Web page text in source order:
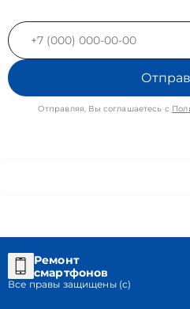
Отправляя, Вы соглашаетесь с
Ремонт
смартфонов
Все правы защищены (с)